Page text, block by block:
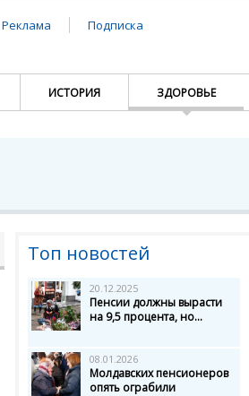
Реклама
Подписка
ИСТОРИЯ ЗДОРОВЬЕ
Топ новостей
20.12.2025
Пенсии должны вырасти
на 9,5 процента, но...
08.01.2026
Молдавских пенсионеров
опять ограбили